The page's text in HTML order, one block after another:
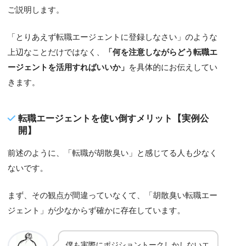
ご説明します。
「とりあえず転職エージェントに登録しなさい」のような
上辺なことだけではなく、
「何を注意しながらどう転職エ
ージェントを活用すればいいか」 を具体的にお伝えしてい
きます。
転職エージェントを使い倒すメリット【実例公
開】
前述のように、「転職が胡散臭い」と感じてる人も少なく
ないです。
まず、その観点が間違っていなくて、「胡散臭い転職エー
ジェント」が少なからず確かに存在しています。